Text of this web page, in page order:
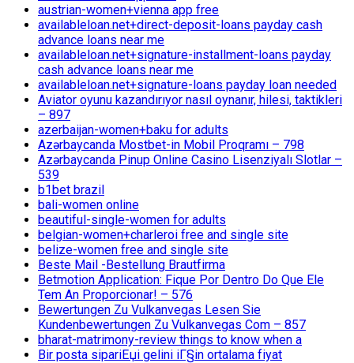
austrian-women+vienna app free
availableloan.net+direct-deposit-loans payday cash
advance loans near me
availableloan.net+signature-installment-loans payday
cash advance loans near me
availableloan.net+signature-loans payday loan needed
Aviator oyunu kazandırıyor nasıl oynanır, hilesi, taktikleri
– 897
azerbaijan-women+baku for adults
Azərbaycanda Mostbet-in Mobil Proqramı – 798
Azərbaycanda Pinup Online Casino Lisenziyalı Slotlar –
539
b1bet brazil
bali-women online
beautiful-single-women for adults
belgian-women+charleroi free and single site
belize-women free and single site
Beste Mail -Bestellung Brautfirma
Betmotion Application: Fique Por Dentro Do Que Ele
Tem An Proporcionar! – 576
Bewertungen Zu Vulkanvegas Lesen Sie
Kundenbewertungen Zu Vulkanvegas Com – 857
bharat-matrimony-review things to know when a
Bir posta sipariЕџi gelini iГ§in ortalama fiyat